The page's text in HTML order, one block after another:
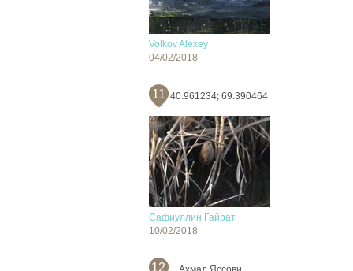
Volkov Alexey
04/02/2018
11 40.961234; 69.390464
Сафиуллин Гайрат
10/02/2018
12